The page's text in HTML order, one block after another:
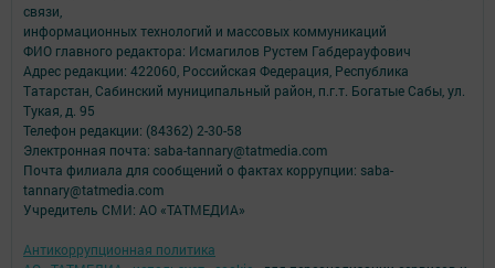
связи,
информационных технологий и массовых коммуникаций
ФИО главного редактора: Исмагилов Рустем Габдерауфович
Адрес редакции: 422060, Российская Федерация, Республика
Татарстан, Сабинский муниципальный район, п.г.т. Богатые Сабы, ул.
Тукая, д. 95
Телефон редакции: (84362) 2-30-58
Электронная почта: saba-tannary@tatmedia.com
Почта филиала для сообщений о фактах коррупции: saba-
tannary@tatmedia.com
Учредитель СМИ: АО «ТАТМЕДИА»
Антикоррупционная политика